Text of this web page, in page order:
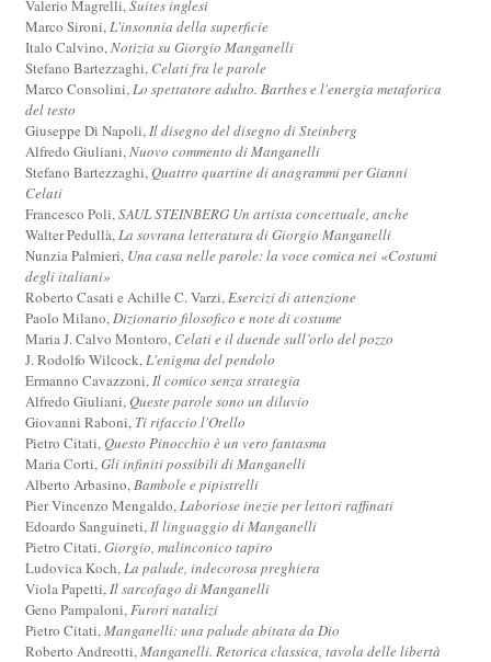
Valerio Magrelli,Suites inglesi
Marco Sironi,L'insonnia della superficie
Italo Calvino,Notizia su Giorgio Manganelli
Stefano Bartezzaghi, Celati fra le parole
Marco Consolini,Lo spettatore adulto. Barthes e l'energia metaforica
del testo
Giuseppe Di Napoli,Il disegno del disegno di Steinberg
Alfredo Giuliani,Nuovo commento di Manganelli
Stefano Bartezzaghi,Quattro quartine di anagrammi per Gianni
Celati
Francesco Poli,SAUL STEINBERG Un artista concettuale, anche
Walter Pedullà,La sovrana letteratura di Giorgio Manganelli
Nunzia Palmieri, Una casa nelle parole: la voce comica nei «Costumi
degli italiani»
Roberto Casati e Achille C. Varzi,Esercizi di attenzione
Paolo Milano,Dizionario filosofico e note di costume
Maria J. Calvo Montoro, Celati e il duende sull’orlo del pozzo
J. Rodolfo Wilcock,L'enigma del pendolo
Ermanno Cavazzoni,Il comico senza strategia
Alfredo Giuliani,Queste parole sono un diluvio
Giovanni Raboni, Ti rifaccio l'Otello
Pietro Citati,Questo Pinocchio è un vero fantasma
Maria Corti,Gli infiniti possibili di Manganelli
Alberto Arbasino,Bambole e pipistrelli
Pier Vincenzo Mengaldo,Laboriose inezie per lettori raffinati
Edoardo Sanguineti,Il linguaggio di Manganelli
Pietro Citati,Giorgio, malinconico tapiro
Ludovica Koch,La palude, indecorosa preghiera
Viola Papetti,Il sarcofago di Manganelli
Geno Pampaloni,Furori natalizi
Pietro Citati,Manganelli: una palude abitata da Dio
Roberto Andreotti,Manganelli. Retorica classica, tavola delle libertà